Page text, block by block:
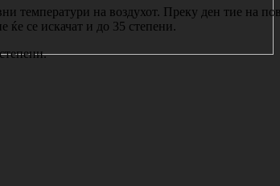
температури на воздухот. Преку ден тие на
ќе се искачат и до 35 степени.